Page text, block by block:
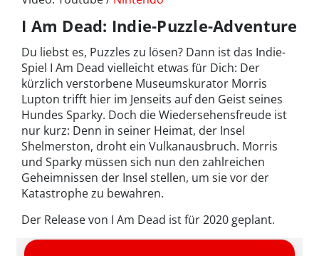
I Am Dead: Indie-Puzzle-Adventure
Du liebst es, Puzzles zu lösen? Dann ist das Indie-
Spiel I Am Dead vielleicht etwas für Dich: Der
kürzlich verstorbene Museumskurator Morris
Lupton trifft hier im Jenseits auf den Geist seines
Hundes Sparky. Doch die Wiedersehensfreude ist
nur kurz: Denn in seiner Heimat, der Insel
Shelmerston, droht ein Vulkanausbruch. Morris
und Sparky müssen sich nun den zahlreichen
Geheimnissen der Insel stellen, um sie vor der
Katastrophe zu bewahren.
Der Release von I Am Dead ist für 2020 geplant.